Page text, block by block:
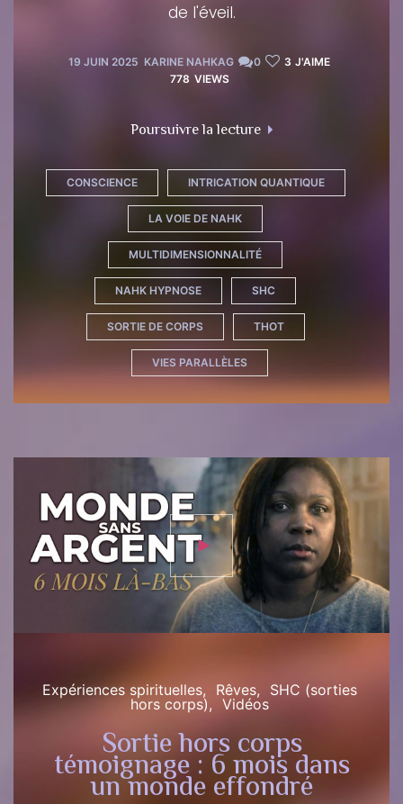
de l'éveil.
19 JUIN 2025 KARINE NAHKAG 0 3 J'AIME
778 VIEWS
Poursuivre la lecture"L’histoire de Thoth
CONSCIENCE INTRICATION QUANTIQUE
LA VOIE DE NAHK
MULTIDIMENSIONNALITÉ
NAHK HYPNOSE SHC
SORTIE DE CORPS THOT
VIES PARALLÈLES
Expériences spirituelles Rêves
SHC (sorties
hors corps)
Vidéos
Sortie hors corps
témoignage : 6 mois dans
un monde effondré